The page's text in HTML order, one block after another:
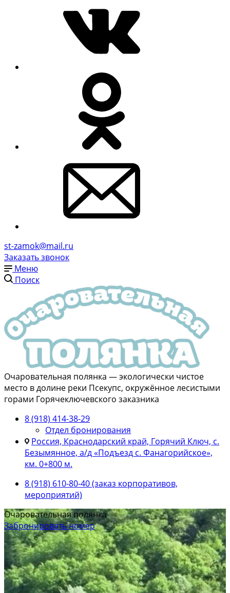
st-zamok@mail.ru
Заказать звонок
Меню
Поиск
Очаровательная полянка — экологически чистое
место в долине реки Псекупс, окружённое лесистыми
горами Горячеключевского заказника
8 (918) 414-38-29
Отдел бронирования
Россия, Краснодарский край, Горячий Ключ, с.
Безымянное, а/д «Подъезд с. Фанагорийское»,
км. 0+800 м.
8 (918) 610-80-40 (заказ корпоративов,
мероприятий)
Очаровательная полянка
Забронировать номер